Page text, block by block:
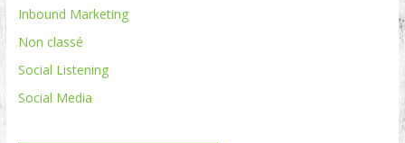
Inbound Marketing
Non classé
Social Listening
Social Media